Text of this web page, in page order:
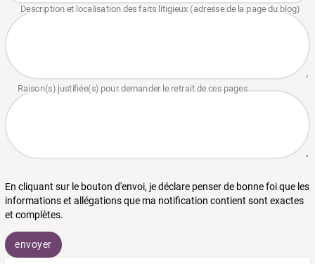
En cliquant sur le bouton d'envoi, je déclare penser de bonne foi que les
informations et allégations que ma notification contient sont exactes
et complètes.
envoyer